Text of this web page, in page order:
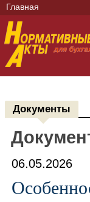
Главная
Документы
06.05.2026